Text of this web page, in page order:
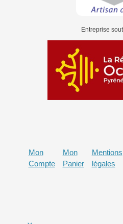
Entreprise
Mon
Compte
Mon
Panier
Mentions
légales